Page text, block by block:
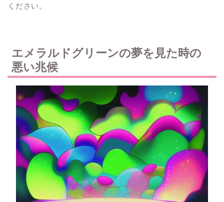
ください。
エメラルドグリーンの夢を見た時の
悪い兆候